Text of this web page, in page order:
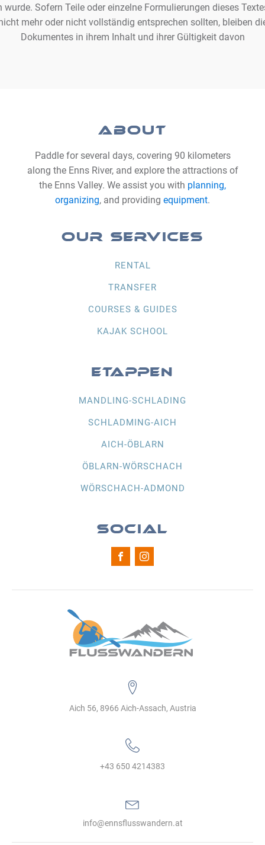
wurde. Sofern Teile oder einzelne Formulierungen dieses
mehr oder nicht vollständig entsprechen sollten, bleiben
Dokumentes in ihrem Inhalt und ihrer Gültigkeit davon
ABOUT
Paddle for several days, covering 90 kilometers
along the Enns River, and explore the attractions of
the Enns Valley. We assist you with planning,
organizing, and providing equipment.
Our SERVICES
RENTAL
TRANSFER
COURSES & GUIDES
KAJAK SCHOOL
ETAPPEN
MANDLING-SCHLADING
SCHLADMING-AICH
AICH-ÖBLARN
ÖBLARN-WÖRSCHACH
WÖRSCHACH-ADMOND
SOCIAL
Aich 56, 8966 Aich-Assach, Austria
+43 650 4214383‬
info@ennsflusswandern.at